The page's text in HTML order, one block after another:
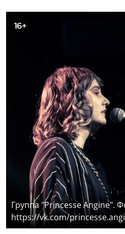
16+
Группа "Princesse Angine".
https://vk.com/